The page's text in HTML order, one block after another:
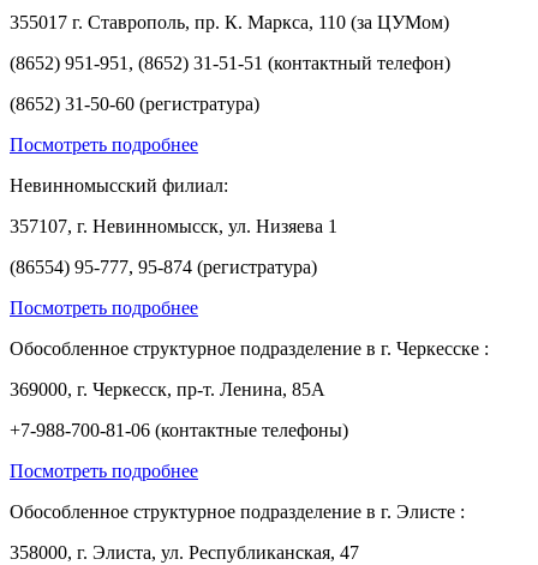
355017 г. Ставрополь, пр. К. Маркса, 110 (за ЦУМом)
(8652) 951-951, (8652) 31-51-51 (контактный телефон)
(8652) 31-50-60 (регистратура)
Посмотреть подробнее
Невинномысский филиал:
357107, г. Невинномысск, ул. Низяева 1
(86554) 95-777, 95-874 (регистратура)
Посмотреть подробнее
Обособленное структурное подразделение в г. Черкесске :
369000, г. Черкесск, пр-т. Ленина, 85А
+7-988-700-81-06 (контактные телефоны)
Посмотреть подробнее
Обособленное структурное подразделение в г. Элисте :
358000, г. Элиста, ул. Республиканская, 47